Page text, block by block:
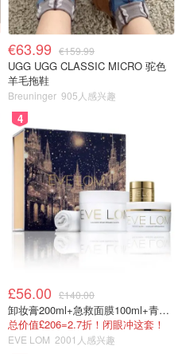
€63.99 €159.99
UGG UGG CLASSIC MICRO 驼色
羊毛拖鞋
Breuninger 905人感兴趣
4
£56.00 £140.00
卸妆膏200ml+急救面膜100ml+青春面霜15ml
总价值£206=2.7折！闭眼冲这套！
EVE LOM 2001人感兴趣